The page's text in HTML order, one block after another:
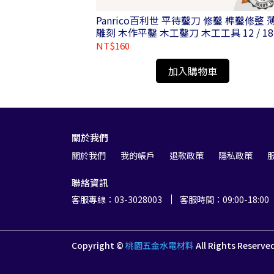
Panrico百利世 平待鑿刀 修鑿 榫鑿修整
雕刻 木作平鑿 木工鑿刀 木工工具 12 /
24 / 30 / 36mm
NT$160
加入購物車
關於我們
關於我們 我的帳戶 退款政策 隱私政策
聯絡資訊
客服專線：03-3028003 客服時間：09:00-18:00
Copyright © 桃園五金水電材料 All Rights